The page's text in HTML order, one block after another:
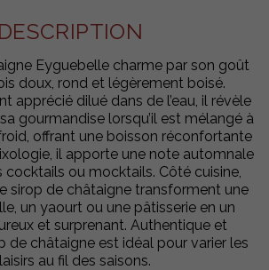
DESCRIPTION
Eyguebelle charme par son goût
doux, rond et légèrement boisé.
apprécié dilué dans de l’eau, il révèle
gourmandise lorsqu’il est mélangé à
offrant une boisson réconfortante
il apporte une note automnale
cocktails ou mocktails. Côté cuisine,
sirop de châtaigne transforment une
un yaourt ou une pâtisserie en un
et surprenant. Authentique et
de châtaigne est idéal pour varier les
au fil des saisons.